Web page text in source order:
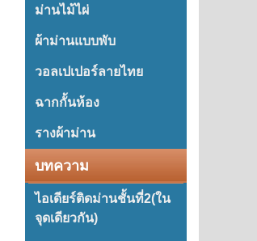
ม่านไม้ไผ่
ผ้าม่านแบบพับ
วอลเปเปอร์ลายไทย
ฉากกั้นห้อง
รางผ้าม่าน
บทความ
ไอเดียร์ติดม่านชั้นที่2(ใน
จุดเดียวกัน)